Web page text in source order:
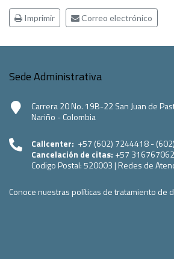
Imprimir Correo electrónico
Sede Administrativa
Carrera 20 No. 19B-22 San Juan de
Nariño - Colombia
Callcenter: +57 (602) 7244418 -
Cancelación de citas: +57
Codigo Postal:520003 | Redes de
Conoce nuestras políticas de tratamiento de